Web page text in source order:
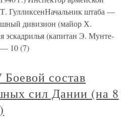
ГулликсенНачальник штаба —
дивизион (майор Х.
эскадрилья (капитан Э. Мунте-
10 (7)
состав
сил Дании (на 8